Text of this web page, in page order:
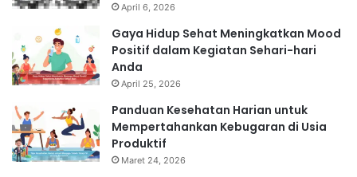
April 6, 2026
Gaya Hidup Sehat Meningkatkan Mood
Positif dalam Kegiatan Sehari-hari
Anda
April 25, 2026
Panduan Kesehatan Harian untuk
Mempertahankan Kebugaran di Usia
Produktif
Maret 24, 2026